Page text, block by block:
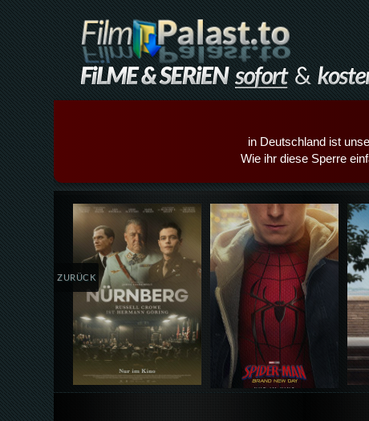
in Deutschland ist
Wie ihr diese Sperre
Details,Play Details,Play
ZURÜCK